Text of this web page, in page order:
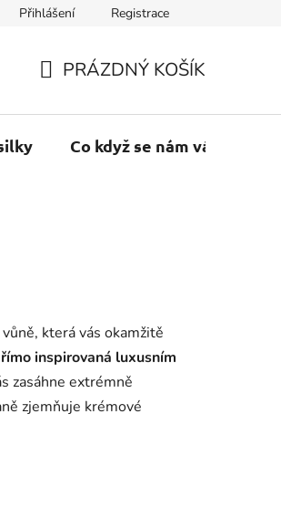
Přihlášení Registrace
KOŠÍK
PRÁZDNÝ KOŠÍK
Co když se nám váš balík
která vás okamžitě
inspirovaná luxusním
zasáhne extrémně
zjemňuje krémové